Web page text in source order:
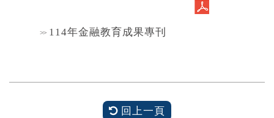
114年金融教育成果專刊
回上一頁